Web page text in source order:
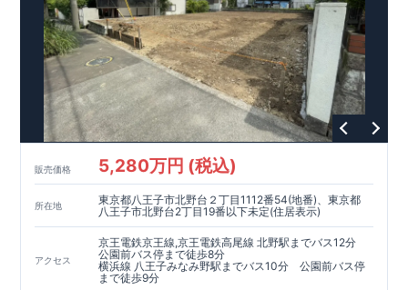
販売価格 5,280万円 (税込)
所在地
東京都八王子市北野台２丁目1112番54(地番)、東京都
八王子市北野台2丁目19番以下未定(住居表示)
アクセス
京王電鉄京王線,京王電鉄高尾線 北野駅までバス12分
公園前バス停まで徒歩8分
横浜線 八王子みなみ野駅までバス10分 公園前バス停
まで徒歩9分